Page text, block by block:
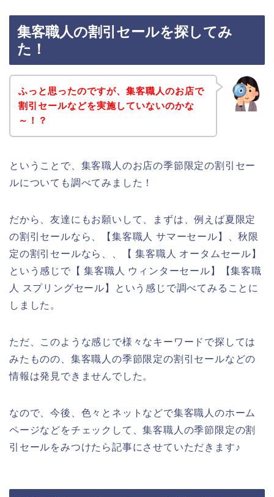
集客職人の割引セールを探してみ
た！
ふっと思ったのですが、集客職人のお店で
割引セールなどを実施していないのかな
～！？
ということで、集客職人のお店の季節限定の割引セー
ルについても調べてみました！
だから、友達にもお願いして、まずは、例えば夏限定
の割引セールなら、【集客職人 サマーセール】、秋限
定の割引セールなら、、【 集客職人 オータムセール】
という感じで【 集客職人 ウィンターセール】【集客職
人 スプリングセール】という感じで調べてみることに
しました。
ただ、このような感じで様々なキーワードで探しては
みたものの、集客職人の季節限定の割引セールなどの
情報は発見できませんでした。
なので、今後、色々とネットなどで集客職人のホーム
ページなどをチェックして、集客職人の季節限定の割
引セールをみつけたら記事にさせていただきます♪